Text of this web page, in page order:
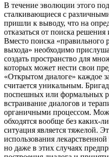
В течение эволюции этого
сталкивающиеся с
пришли к выводу, что на
отказаться от поиска
Вместо поиска «правильного
выхода» необходимо
создать пространство для
которых может нести свои
«Открытом диалоге» каждое
считается уникальным.
поспешных или формальных
встраивание диалогов и
органичными процессом.
обходятся вообще без каких-
ситуация является тяжелой.
использования
но даже в этих случаях